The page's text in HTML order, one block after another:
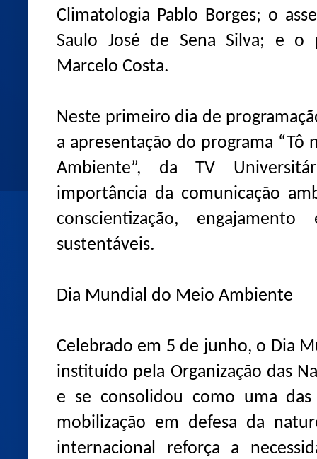
Climatologia Pablo Borges; o
Saulo José de Sena Silva; e o
Marcelo Costa.
Neste primeiro dia de
a apresentação do programa “Tô
Ambiente”, da TV
importância da comunicação
conscientização,
sustentáveis.
Dia Mundial do Meio Ambiente
Celebrado em 5 de junho, o Dia
instituído pela Organização das
e se consolidou como uma
mobilização em defesa da
internacional reforça a